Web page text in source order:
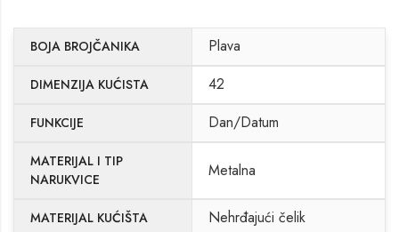
BOJA BROJČANIKA Plava
DIMENZIJA KUĆISTA 42
FUNKCIJE Dan/Datum
MATERIJAL I TIP
NARUKVICE
Metalna
MATERIJAL KUĆIŠTA Nehrđajući čelik